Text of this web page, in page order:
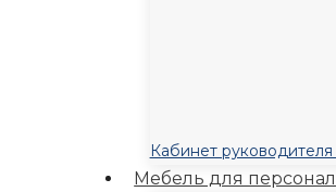
Кабинет
Мебель для